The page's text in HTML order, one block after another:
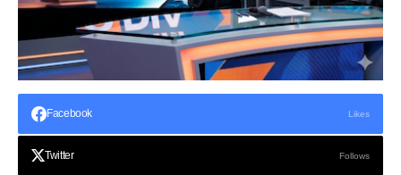
Facebook Likes
Twitter Follows